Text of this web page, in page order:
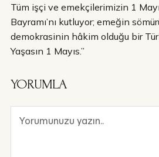
Tüm işçi ve emekçilerimizin 1
Bayramı’nı kutluyor; emeğin
demokrasinin hâkim olduğu bir
Yaşasın 1 Mayıs.”
YORUMLA